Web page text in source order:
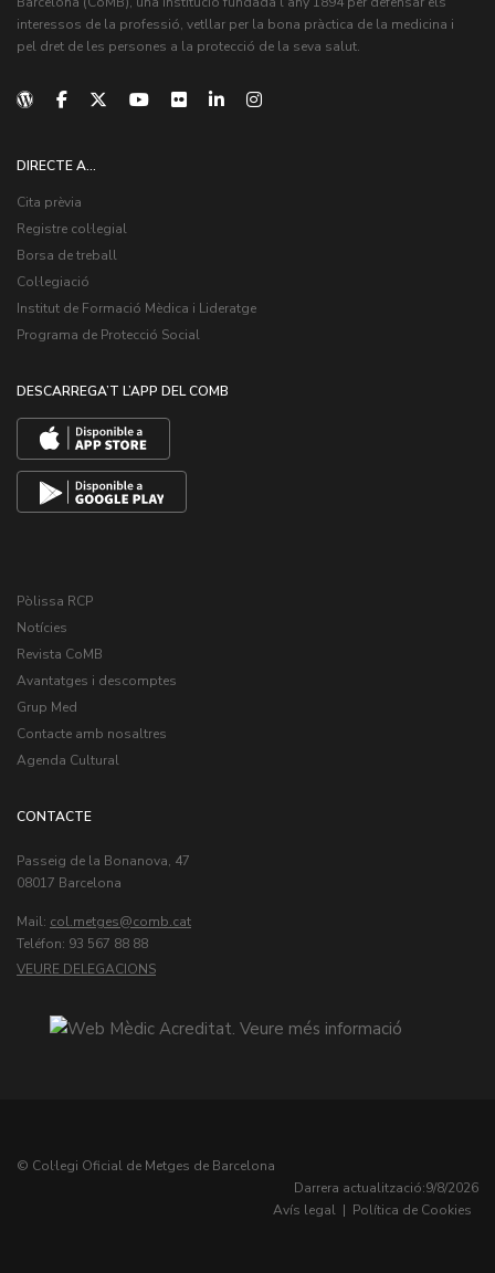
interessos de la professió, vetllar per la bona pràctica de la medicina i
pel dret de les persones a la protecció de la seva salut.
DIRECTE A...
Cita prèvia
Registre col·legial
Borsa de treball
Col·legiació
Institut de Formació Mèdica i Lideratge
Programa de Protecció Social
DESCARREGA’T L’APP DEL COMB
Pòlissa RCP
Notícies
Revista CoMB
Avantatges i descomptes
Grup Med
Contacte amb nosaltres
Agenda Cultural
CONTACTE
Passeig de la Bonanova, 47
08017 Barcelona
Mail: col.metges
Teléfon: 93 567 88 88
VEURE DELEGACIONS
© Col·legi Oficial de Metges de Barcelona
Darrera actualització:9/8/2026
Avís legal | Política de Cookies